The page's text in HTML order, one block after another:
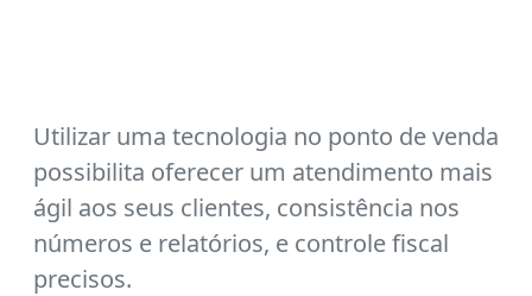
Utilizar uma tecnologia no ponto de venda
possibilita oferecer um atendimento mais
ágil aos seus clientes, consistência nos
números e relatórios, e controle fiscal
precisos.